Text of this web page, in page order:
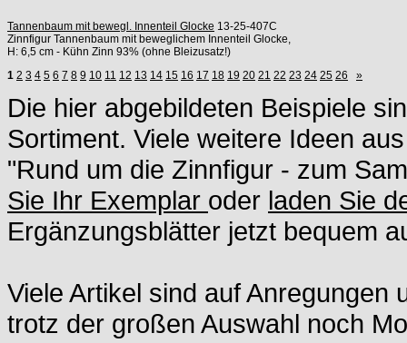
Tannenbaum mit bewegl. Innenteil Glocke 13-25-407C
Zinnfigur Tannenbaum mit beweglichem Innenteil Glocke,
H: 6,5 cm - Kühn Zinn 93% (ohne Bleizusatz!)
1 2 3 4 5 6 7 8 9 10 11 12 13 14 15 16 17 18 19 20 21 22 23 24 25 26 »
Die hier abgebildeten Beispiele
Sortiment. Viele weitere Ideen
"Rund um die Zinnfigur - zum
Sie Ihr Exemplar oder laden Sie
Ergänzungsblätter jetzt bequem
Viele Artikel sind auf Anregungen
trotz der großen Auswahl noch